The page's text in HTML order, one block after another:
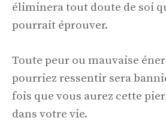
éliminera tout doute de soi
pourrait éprouver.
Toute peur ou mauvaise
pourriez ressentir sera
fois que vous aurez cette
dans votre vie.